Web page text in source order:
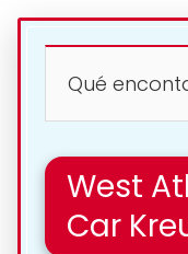
Qué
West
Car